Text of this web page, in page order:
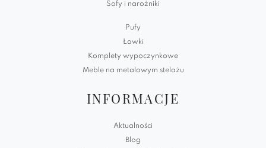
Sofy i narożniki
Pufy
Ławki
Komplety wypoczynkowe
Meble na metalowym stelażu
INFORMACJE
Aktualności
Blog